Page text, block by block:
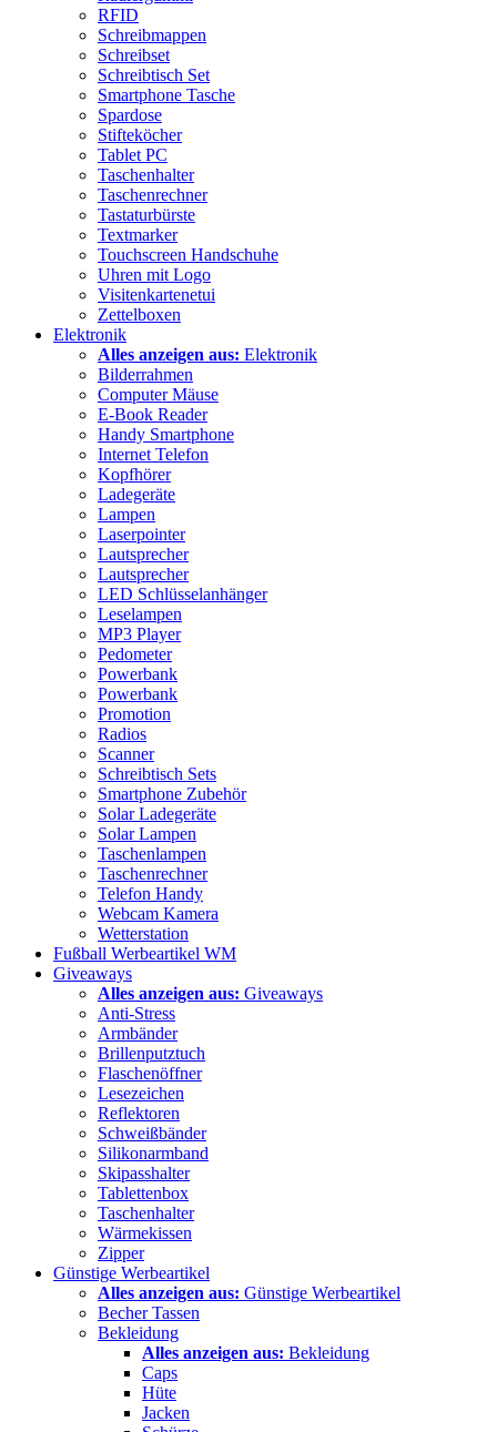
RFID
Schreibmappen
Schreibset
Schreibtisch Set
Smartphone Tasche
Spardose
Stifteköcher
Tablet PC
Taschenhalter
Taschenrechner
Tastaturbürste
Textmarker
Touchscreen Handschuhe
Uhren mit Logo
Visitenkartenetui
Zettelboxen
Elektronik
Alles anzeigen aus: Elektronik
Bilderrahmen
Computer Mäuse
E-Book Reader
Handy Smartphone
Internet Telefon
Kopfhörer
Ladegeräte
Lampen
Laserpointer
Lautsprecher
Lautsprecher
LED Schlüsselanhänger
Leselampen
MP3 Player
Pedometer
Powerbank
Powerbank
Promotion
Radios
Scanner
Schreibtisch Sets
Smartphone Zubehör
Solar Ladegeräte
Solar Lampen
Taschenlampen
Taschenrechner
Telefon Handy
Webcam Kamera
Wetterstation
Fußball Werbeartikel WM
Giveaways
Alles anzeigen aus: Giveaways
Anti-Stress
Armbänder
Brillenputztuch
Flaschenöffner
Lesezeichen
Reflektoren
Schweißbänder
Silikonarmband
Skipasshalter
Tablettenbox
Taschenhalter
Wärmekissen
Zipper
Günstige Werbeartikel
Alles anzeigen aus: Günstige Werbeartikel
Becher Tassen
Bekleidung
Alles anzeigen aus: Bekleidung
Caps
Hüte
Jacken